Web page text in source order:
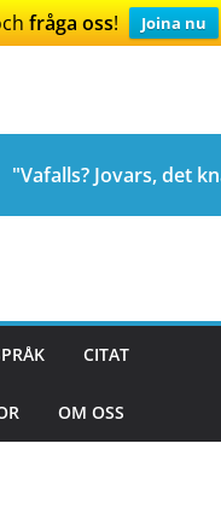
fråga oss! Joina nu
"Vafalls? Jovars, det
CITAT
OM OSS